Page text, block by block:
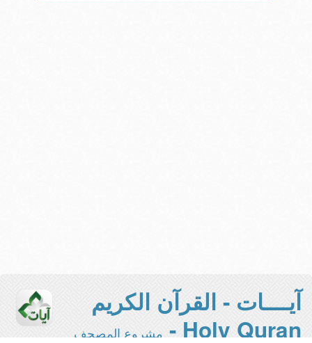
آيــــات - القرآن الكريم
Holy Quran -
مشروع المصحف